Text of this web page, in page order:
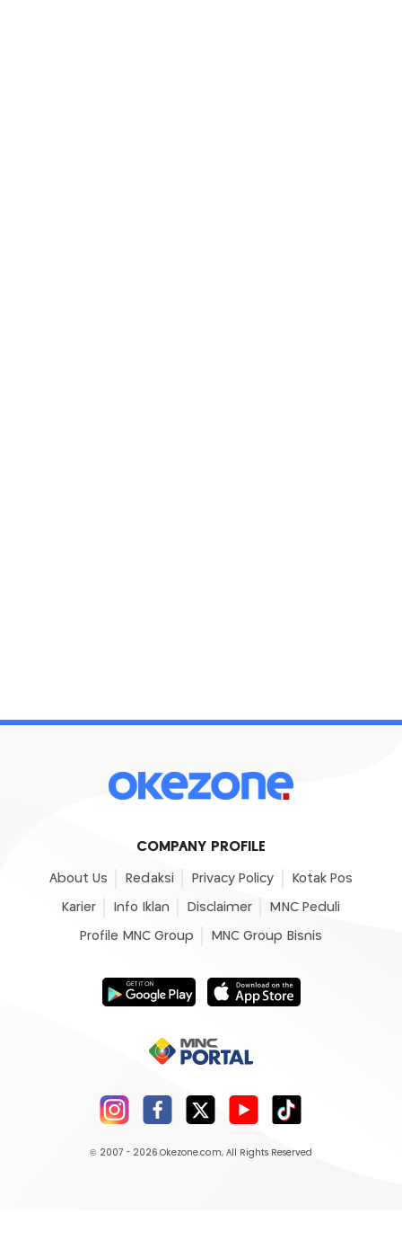
COMPANY PROFILE
About Us Redaksi Privacy Policy Kotak Pos
Karier Info Iklan Disclaimer MNC Peduli
Profile MNC Group MNC Group Bisnis
© 2007 - 2026 Okezone.com, All Rights Reserved